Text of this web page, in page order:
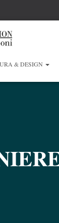
& DESIGN